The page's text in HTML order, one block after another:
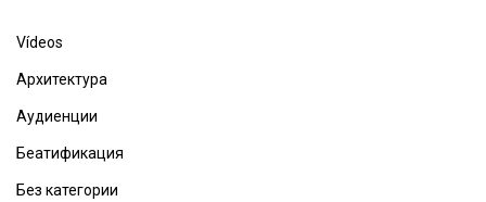
Vídeos
Архитектура
Аудиенции
Беатификация
Без категории